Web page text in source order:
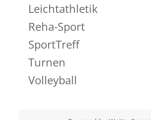
Leichtathletik
Reha-Sport
SportTreff
Turnen
Volleyball